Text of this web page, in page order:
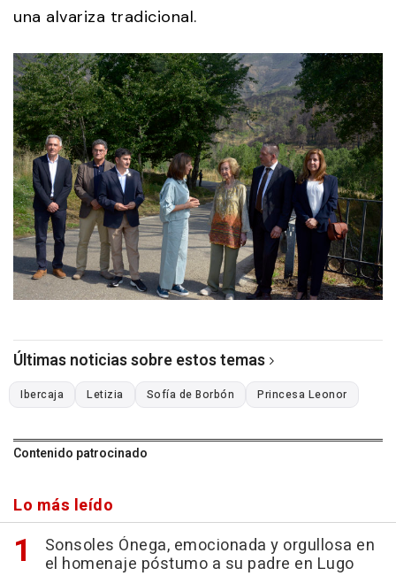
una alvariza tradicional.
Últimas noticias sobre estos temas
Ibercaja Letizia Sofía de Borbón Princesa Leonor
Contenido patrocinado
Lo más leído
Sonsoles Ónega, emocionada y orgullosa en
el homenaje póstumo a su padre en Lugo